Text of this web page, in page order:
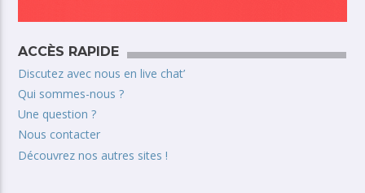
ACCÈS RAPIDE
Discutez avec nous en live chat’
Qui sommes-nous ?
Une question ?
Nous contacter
Découvrez nos autres sites !